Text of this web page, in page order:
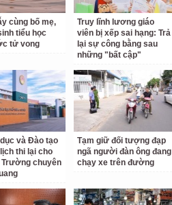
cùng bố mẹ,
tiểu học
tử vong
Truy lĩnh lương giáo
viên bị xếp sai hạng: Trả
lại sự công bằng sau
những "bất cập"
và Đào tạo
thi lại cho
chuyên
Tạm giữ đối tượng đạp
ngã người đàn ông đang
chạy xe trên đường